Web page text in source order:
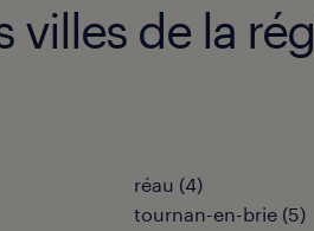
villes de la
réau (4)
tournan-en-brie (5)